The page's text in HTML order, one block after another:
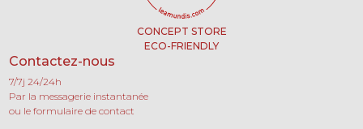
CONCEPT STORE
ECO-FRIENDLY
Contactez-nous
7/7j 24/24h
Par la messagerie instantanée
ou le formulaire de contact